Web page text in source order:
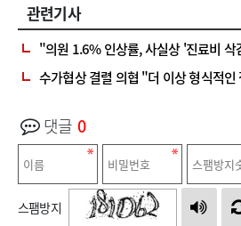
관련기사
"의원 1.6% 인상률, 사실상 '진료비
수가협상 결렬 의협 "더 이상 형식적
댓글 0
스팸방지